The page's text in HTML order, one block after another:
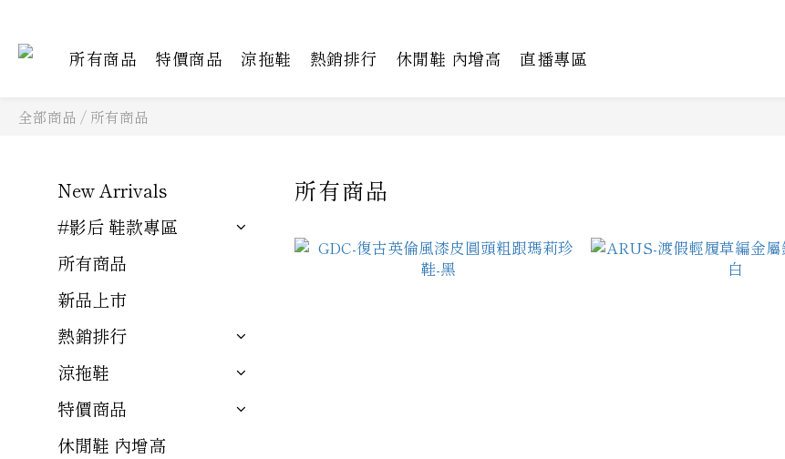
所有商品 特價商品 涼拖鞋 熱銷排行 休閒鞋 內增高 直播專區
全部商品 / 所有商品
New Arrivals
#影后 鞋款專區
所有商品
新品上市
熱銷排行
涼拖鞋
特價商品
休閒鞋 內增高
所有商品